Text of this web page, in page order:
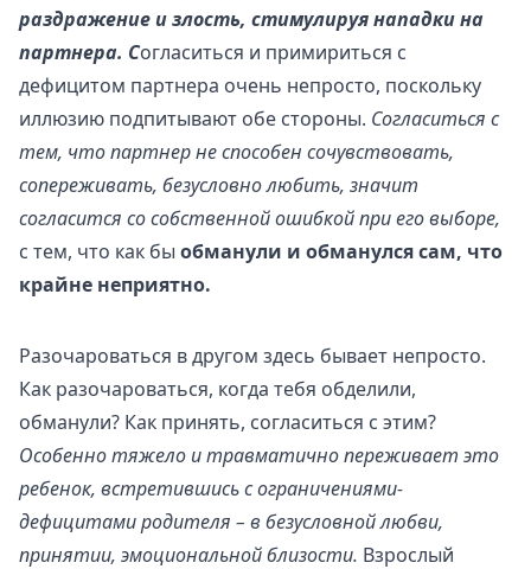
раздражение и злость, стимулируя нападки на
партнера. Согласиться и примириться с
дефицитом партнера очень непросто, поскольку
иллюзию подпитывают обе стороны. Согласиться с
тем, что партнер не способен сочувствовать,
сопереживать, безусловно любить, значит
согласится со собственной ошибкой при его выборе,
с тем, что как бы обманули и обманулся сам, что
крайне неприятно.
Разочароваться в другом здесь бывает непросто.
Как разочароваться, когда тебя обделили,
обманули? Как принять, согласиться с этим?
Особенно тяжело и травматично переживает это
ребенок, встретившись с ограничениями-
дефицитами родителя – в безусловной любви,
принятии, эмоциональной близости. Взрослый